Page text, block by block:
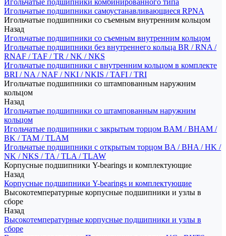
Игольчатые подшипники комбинированного типа
Игольчатые подшипники самоустанавливающиеся RPNA
Игольчатые подшипники со съемным внутренним кольцом
Назад
Игольчатые подшипники со съемным внутренним кольцом
Игольчатые подшипники без внутреннего кольца BR / RNA /
RNAF / TAF / TR / NK / NKS
Игольчатые подшипники с внутренним кольцом в комплекте
BRI / NA / NAF / NKI / NKIS / TAFI / TRI
Игольчатые подшипники со штампованным наружним
кольцом
Назад
Игольчатые подшипники со штампованным наружним
кольцом
Игольчатые подшипники с закрытым торцом BAM / BHAM /
BK / TAM / TLAM
Игольчатые подшипники с открытым торцом BA / BHA / HK /
NK / NKS / TA / TLA / TLAW
Корпусные подшипники Y-bearings и комплектующие
Назад
Корпусные подшипники Y-bearings и комплектующие
Высокотемпературные корпусные подшипники и узлы в
сборе
Назад
Высокотемпературные корпусные подшипники и узлы в
сборе